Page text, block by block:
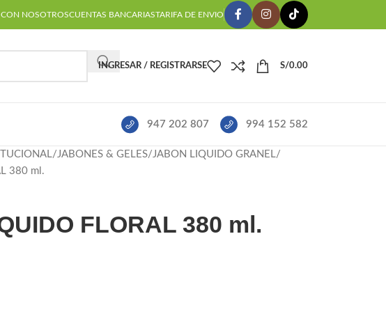
NOSOTROSCUENTAS BANCARIASTARIFA DE ENVIO
INGRESAR / REGISTRARSE S/0.00
947 202 807 994 152 582
JABONES & GELES JABON LIQUIDO GRANEL
380 ml.
FLORAL 380 ml.